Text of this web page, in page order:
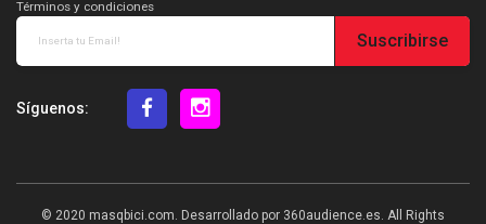
Términos y condiciones
Suscribirse
Síguenos:
© 2020 masqbici.com. Desarrollado por 360audience.es. All Rights